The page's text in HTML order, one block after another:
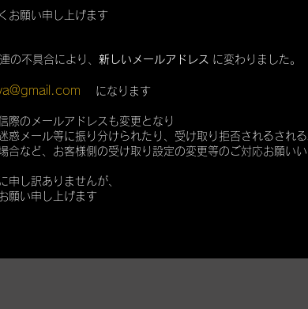
お願い申し上げます
の不具合により、 新しいメールアドレス に変わりました。
になります
際のメールアドレスも変更となり
惑メール等に振り分けられたり、受け取り拒否されるされ
合など、お客様側の受け取り設定の変更等のご対応お願い
申し訳ありませんが、
願い申し上げます